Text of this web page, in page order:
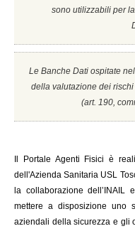
sono utilizzabili per
Le Banche Dati ospitate
della valutazione dei
(art. 190,
Portale Agenti Fisici è
dell'Azienda Sanitaria USL
la collaborazione
mettere a disposizione uno
aziendali della sicurezza e gli